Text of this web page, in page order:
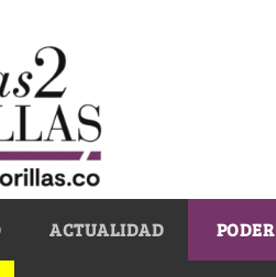
ACTUALIDAD PODER